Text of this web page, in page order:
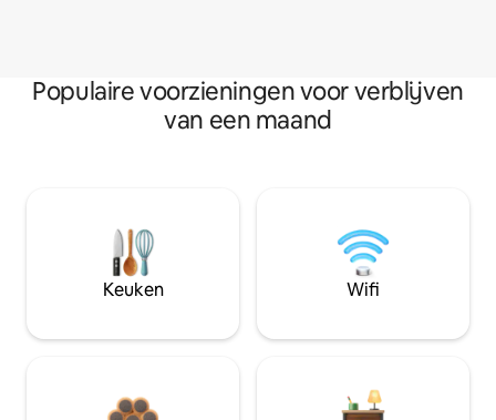
Populaire voorzieningen voor verblijven
van een maand
Keuken Wifi